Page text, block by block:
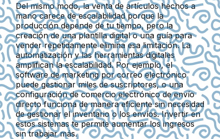
Del mismo modo, la venta de artículos hechos a
mano carece de escalabilidad porque la
producción depende de tu tiempo, pero la
creación de una plantilla digital o una guía para
vender repetidamente elimina esa limitación. La
automatización y las herramientas digitales
amplifican la escalabilidad. Por ejemplo, el
software de marketing por correo electrónico
puede gestionar miles de suscriptores, o una
configuración de comercio electrónico de envío
directo funciona de manera eficiente sin necesidad
de gestionar el inventario o los envíos. Invertir en
estos sistemas te permite aumentar los ingresos
sin trabajar más.